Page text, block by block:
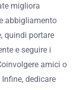
migliora
abbigliamento
quindi portare
e seguire i
amici o
dedicare